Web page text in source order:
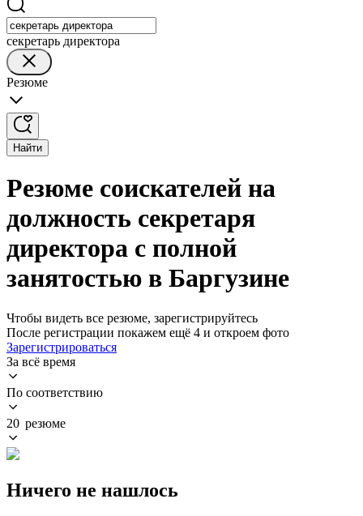
секретарь директора
Резюме
Найти
Резюме соискателей на
должность секретаря
директора с полной
занятостью в Баргузине
Чтобы видеть все резюме, зарегистрируйтесь
После регистрации покажем ещё 4 и откроем фото
Зарегистрироваться
За всё время
По соответствию
20 резюме
Ничего не нашлось